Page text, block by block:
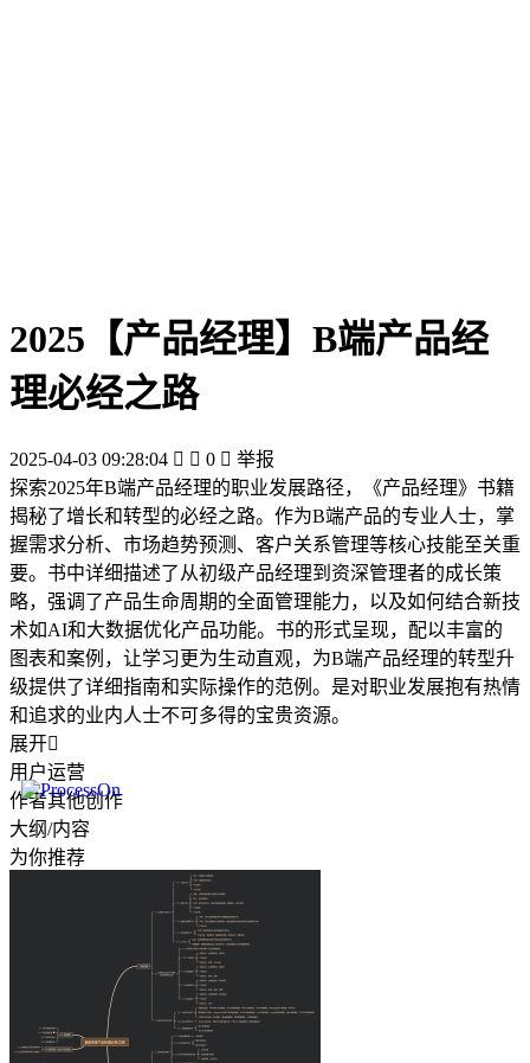
2025【产品经理】B端产品经
理必经之路
2025-04-03 09:28:04   0  举报
探索2025年B端产品经理的职业发展路径，《产品经理》书籍
揭秘了增长和转型的必经之路。作为B端产品的专业人士，掌
握需求分析、市场趋势预测、客户关系管理等核心技能至关重
要。书中详细描述了从初级产品经理到资深管理者的成长策
略，强调了产品生命周期的全面管理能力，以及如何结合新技
术如AI和大数据优化产品功能。书的形式呈现，配以丰富的
图表和案例，让学习更为生动直观，为B端产品经理的转型升
级提供了详细指南和实际操作的范例。是对职业发展抱有热情
和追求的业内人士不可多得的宝贵资源。
展开
用户运营
作者其他创作
大纲/内容
为你推荐